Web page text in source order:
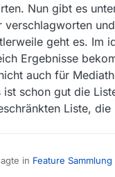
magst du uns mal
Ich habe aus dem
process java (with pid
994.6 MB privately,
up the shared
of 7.1 MB. Adding that
läuft ohne
eine Liste an Objekten
an jede Stelle in der
Nun gibt es
verschlagworten
geht es. Im
Ergebnisse
auch für
ist schon gut die
Liste,
in Feature